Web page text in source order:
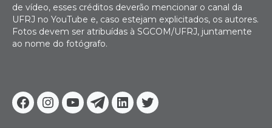
Facebook
Instagram
YoutubeTelegram
Linkedin
Twitter
de vídeo, esses créditos deverão mencionar o canal da
UFRJ no YouTube e, caso estejam explicitados, os autores.
Fotos devem ser atribuídas à SGCOM/UFRJ, juntamente
ao nome do fotógrafo.